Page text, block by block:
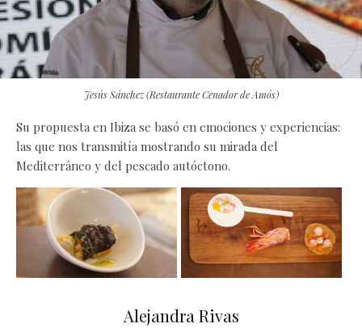
Jesús Sánchez (Restaurante Cenador de Amós)
Su propuesta en Ibiza se basó en emociones y experiencias:
las que nos transmitía mostrando su mirada del
Mediterráneo y del pescado autóctono.
Alejandra Rivas